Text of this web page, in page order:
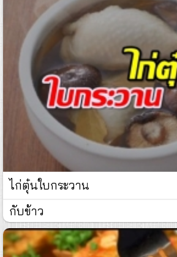
ไก่ตุ๋นใบกระวาน
กับข้าว